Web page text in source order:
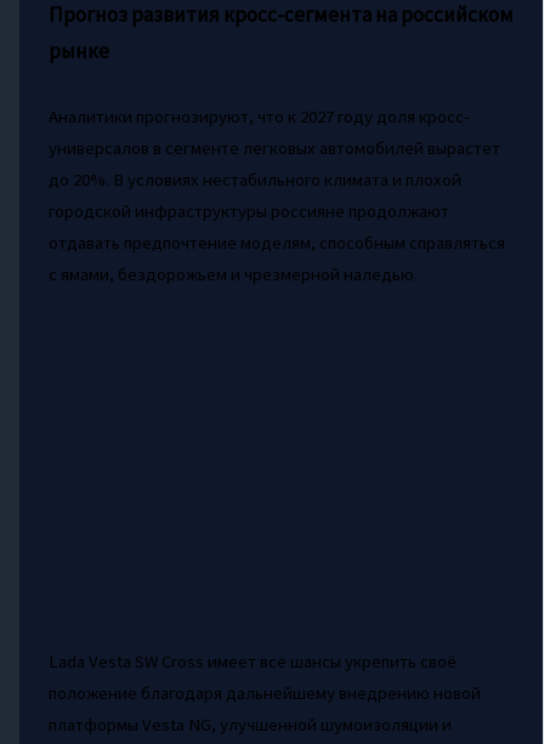
Прогноз развития кросс-сегмента на российском
рынке
Аналитики прогнозируют, что к 2027 году доля кросс-
универсалов в сегменте легковых автомобилей вырастет
до 20%. В условиях нестабильного климата и плохой
городской инфраструктуры россияне продолжают
отдавать предпочтение моделям, способным справляться
с ямами, бездорожьем и чрезмерной наледью.
Lada Vesta SW Cross имеет все шансы укрепить своё
положение благодаря дальнейшему внедрению новой
платформы Vesta NG, улучшенной шумоизоляции и